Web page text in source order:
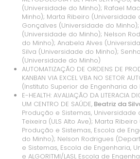
(Universidade do Minho); Rafael
Minho); Marta Ribeiro (Universidade
Gonçalves (Universidade do
(Universidade do Minho); Nelson
do Minho); Anabela Alves
Silva (Universidade do Minho);
(Universidade do Minho)
AUTOMATIZAÇÃO DE ORDENS DE
KANBAN VIA EXCEL VBA NO SETOR
(Instituto Superior de Engenharia do
E-HEALTH: AVALIAÇÃO DA LITERACIA
UM CENTRO DE SAÚDE, Beatriz da
Produção e Sistemas, Universidade
Teixeira (ULS Alto Ave); Marta
Produção e Sistemas, Escola de
do Minho); Nelson Rodrigues
e Sistemas, Escola de Engenharia,
e ALGORITMI/LASI, Escola de